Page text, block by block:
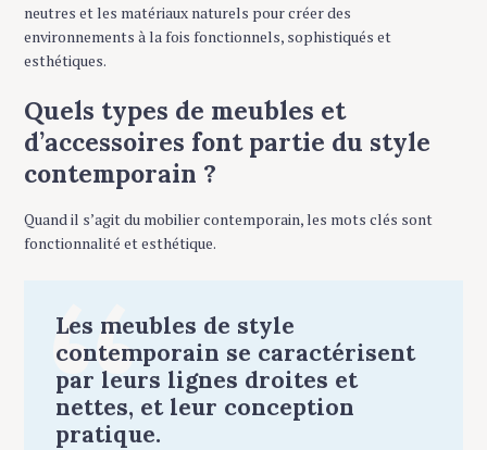
neutres et les matériaux naturels pour créer des
environnements à la fois fonctionnels, sophistiqués et
esthétiques.
Quels types de meubles et
d’accessoires font partie du style
contemporain ?
Quand il s’agit du mobilier contemporain, les mots clés sont
fonctionnalité et esthétique.
Les meubles de style
contemporain se caractérisent
par leurs lignes droites et
nettes, et leur conception
pratique.